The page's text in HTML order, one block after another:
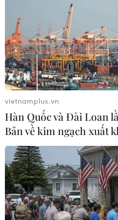
Bà Rịa - Vũng Tàu
Theo dõi VietnamPlus
TIN LIÊN QUAN
vietnamplus.vn
Hàn Quốc và Đài Loan
Bản về kim ngạch xuất